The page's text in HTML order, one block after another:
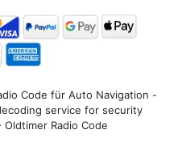
Code für Auto Navigation -
service for security
Radio Code